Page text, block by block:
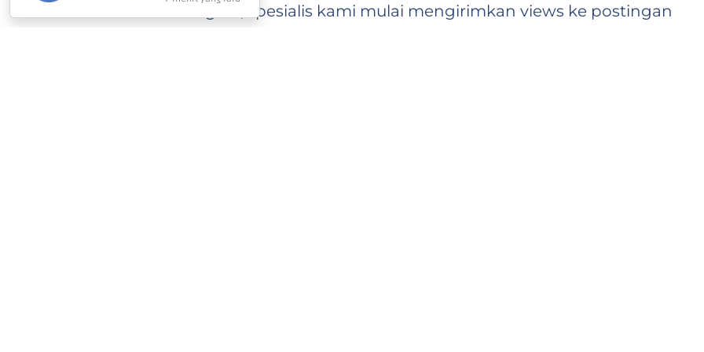
Segera, spesialis kami mulai mengirimkan views ke postingan